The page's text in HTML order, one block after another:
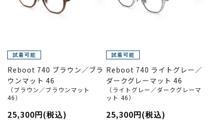
Reboot 740 ブラウン／ブラ
ウンマット 46
（ブラウン／ブラウンマット
46）
25,300円(税込)
Reboot 740 ライトグレー／
ダークグレーマット 46
（ライトグレー／ダークグレーマ
ット 46）
25,300円(税込)